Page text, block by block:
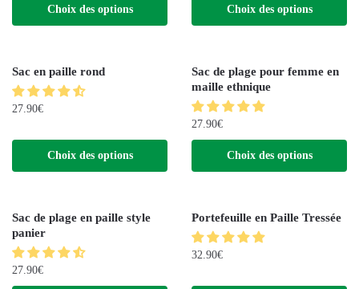
Choix des options Choix des options
Sac en paille rond
27.90€
Choix des options
Sac de plage pour femme en
maille ethnique
27.90€
Choix des options
Sac de plage en paille style
panier
27.90€
Portefeuille en Paille Tressée
32.90€